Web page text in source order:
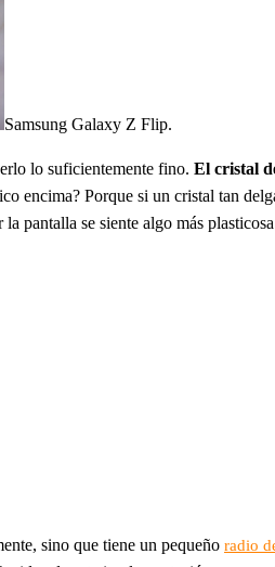
Samsung Galaxy Z Flip.
lo suficientemente fino. El cristal
encima? Porque si un cristal tan
pantalla se siente algo más
sino que tiene un pequeño radio